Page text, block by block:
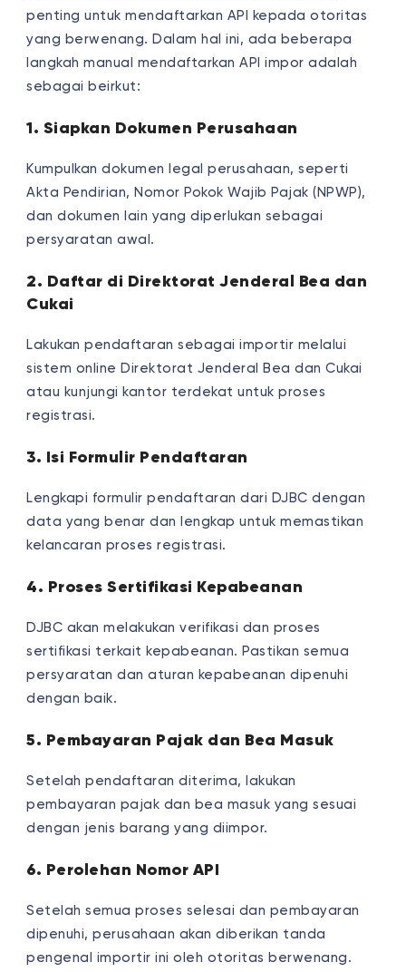
penting untuk mendaftarkan API kepada otoritas
yang berwenang. Dalam hal ini, ada beberapa
langkah manual mendaftarkan API impor adalah
sebagai beirkut:
1. Siapkan Dokumen Perusahaan
Kumpulkan dokumen legal perusahaan, seperti
Akta Pendirian, Nomor Pokok Wajib Pajak (NPWP),
dan dokumen lain yang diperlukan sebagai
persyaratan awal.
2. Daftar di Direktorat Jenderal Bea dan
Cukai
Lakukan pendaftaran sebagai importir melalui
sistem online Direktorat Jenderal Bea dan Cukai
atau kunjungi kantor terdekat untuk proses
registrasi.
3. Isi Formulir Pendaftaran
Lengkapi formulir pendaftaran dari DJBC dengan
data yang benar dan lengkap untuk memastikan
kelancaran proses registrasi.
4. Proses Sertifikasi Kepabeanan
DJBC akan melakukan verifikasi dan proses
sertifikasi terkait kepabeanan. Pastikan semua
persyaratan dan aturan kepabeanan dipenuhi
dengan baik.
5. Pembayaran Pajak dan Bea Masuk
Setelah pendaftaran diterima, lakukan
pembayaran pajak dan bea masuk yang sesuai
dengan jenis barang yang diimpor.
6. Perolehan Nomor API
Setelah semua proses selesai dan pembayaran
dipenuhi, perusahaan akan diberikan tanda
pengenal importir ini oleh otoritas berwenang.